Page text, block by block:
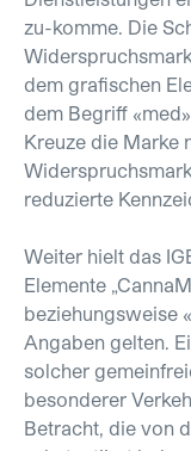
zu-komme. Die
dem grafischen
dem Begriff
Kreuze die Marke
reduzierte
Weiter hielt das
Elemente
beziehungsweise
Angaben gelten.
solcher
besonderer
Betracht, die von